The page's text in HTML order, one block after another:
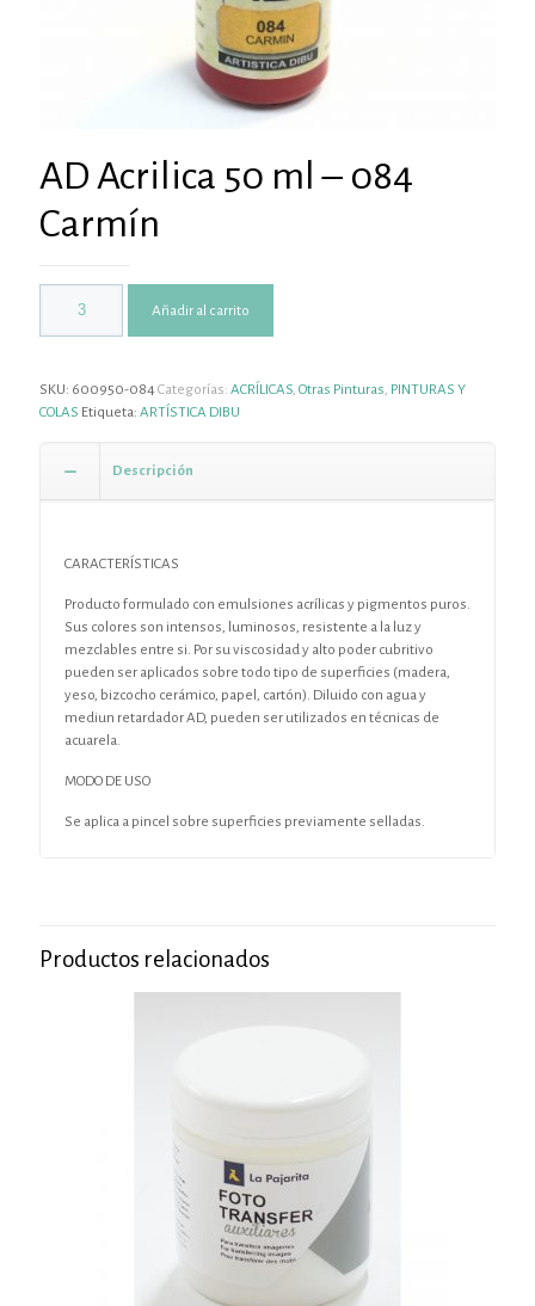
AD Acrilica 50 ml – 084
Carmín
Añadir al carrito
SKU: 600950-084Categorías: ACRÍLICAS, Otras Pinturas, PINTURAS Y
COLAS Etiqueta: ARTÍSTICA DIBU
Descripción
CARACTERÍSTICAS
Producto formulado con emulsiones acrílicas y pigmentos puros.
Sus colores son intensos, luminosos, resistente a la luz y
mezclables entre si. Por su viscosidad y alto poder cubritivo
pueden ser aplicados sobre todo tipo de superficies (madera,
yeso, bizcocho cerámico, papel, cartón). Diluido con agua y
mediun retardador AD, pueden ser utilizados en técnicas de
acuarela.
MODO DE USO
Se aplica a pincel sobre superficies previamente selladas.
Productos relacionados